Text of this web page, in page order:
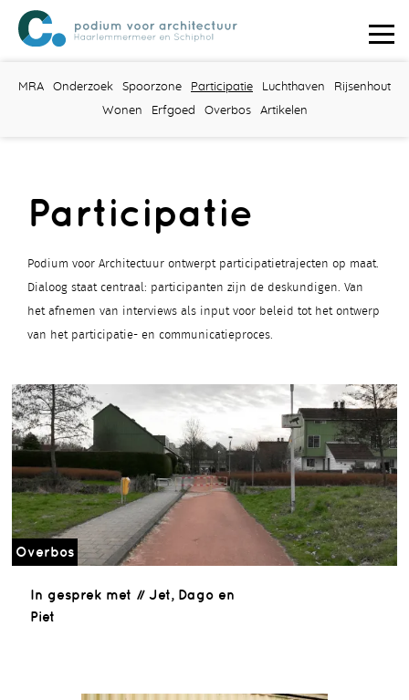
MRA Onderzoek Spoorzone Participatie Luchthaven
Rijsenhout
Wonen
Erfgoed Overbos Artikelen
Participatie
Podium voor Architectuur ontwerpt participatietrajecten op maat.
Dialoog staat centraal: participanten zijn de deskundigen. Van
het afnemen van interviews als input voor beleid tot het ontwerp
van het participatie- en communicatieproces.
Overbos
In gesprek met // Jet, Dago en
Piet